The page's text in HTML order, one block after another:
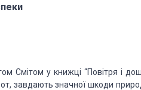
Смітом у книжці “Повітря і
завдають значної шкоди